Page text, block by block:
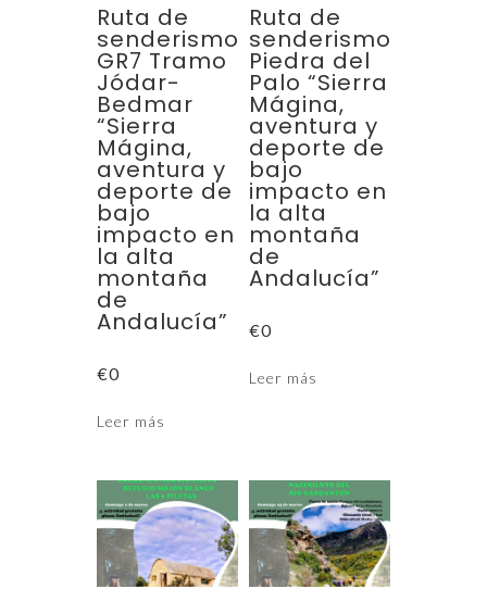
Ruta de
senderismo
GR7 Tramo
Jódar-
Bedmar
“Sierra
Mágina,
aventura y
deporte de
bajo
impacto en
la alta
montaña
de
Andalucía”
€0
Leer más
Ruta de
senderismo
Piedra del
Palo “Sierra
Mágina,
aventura y
deporte de
bajo
impacto en
la alta
montaña
de
Andalucía”
€0
Leer más